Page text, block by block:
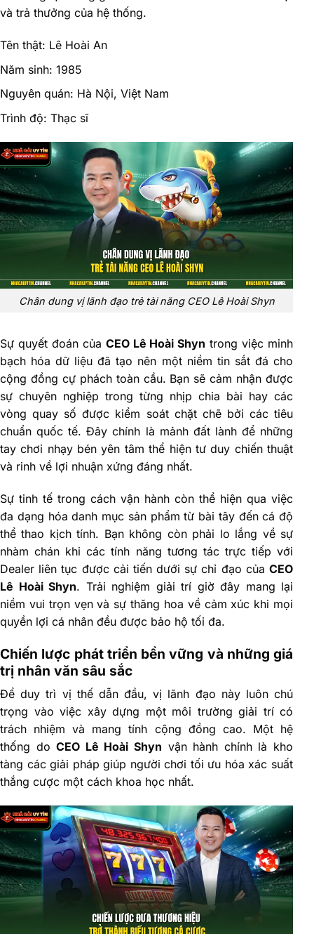
và trả thưởng của hệ thống.
Tên thật: Lê Hoài An
Năm sinh: 1985
Nguyên quán: Hà Nội, Việt Nam
Trình độ: Thạc sĩ
Chân dung vị lãnh đạo trẻ tài năng CEO Lê Hoài Shyn
Sự quyết đoán của CEO Lê Hoài Shyn trong việc minh
bạch hóa dữ liệu đã tạo nên một niềm tin sắt đá cho
cộng đồng cự phách toàn cầu. Bạn sẽ cảm nhận được
sự chuyên nghiệp trong từng nhịp chia bài hay các
vòng quay số được kiểm soát chặt chẽ bởi các tiêu
chuẩn quốc tế. Đây chính là mảnh đất lành để những
tay chơi nhạy bén yên tâm thể hiện tư duy chiến thuật
và rinh về lợi nhuận xứng đáng nhất.
Sự tinh tế trong cách vận hành còn thể hiện qua việc
đa dạng hóa danh mục sản phẩm từ bài tây đến cá độ
thể thao kịch tính. Bạn không còn phải lo lắng về sự
nhàm chán khi các tính năng tương tác trực tiếp với
Dealer liên tục được cải tiến dưới sự chỉ đạo của CEO
Lê Hoài Shyn. Trải nghiệm giải trí giờ đây mang lại
niềm vui trọn vẹn và sự thăng hoa về cảm xúc khi mọi
quyền lợi cá nhân đều được bảo hộ tối đa.
Chiến lược phát triển bền vững và những giá
trị nhân văn sâu sắc
Để duy trì vị thế dẫn đầu, vị lãnh đạo này luôn chú
trọng vào việc xây dựng một môi trường giải trí có
trách nhiệm và mang tính cộng đồng cao. Một hệ
thống doCEO Lê Hoài Shyn vận hành chính là kho
tàng các giải pháp giúp người chơi tối ưu hóa xác suất
thắng cược một cách khoa học nhất.